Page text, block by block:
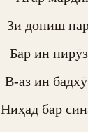
Зи дониш
Бар ин
В-аз ин
Ниҳад бар